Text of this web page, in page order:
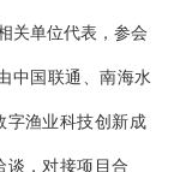
关单位代表，参会
中国联通、南海水
字渔业科技创新成
谈，对接项目合